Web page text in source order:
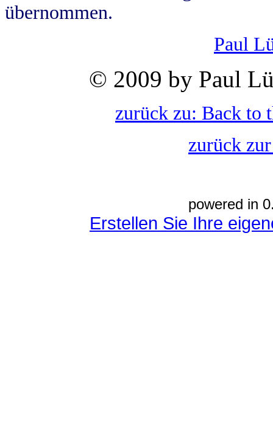
übernommen.
Paul
© 2009 by Paul
zurück zu: Back to
zurück
powered in
Erstellen Sie Ihre